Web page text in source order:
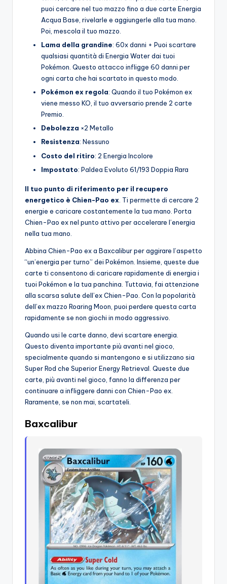
puoi cercare nel tuo mazzo fino a due carte Energia
Acqua Base, rivelarle e aggiungerle alla tua mano.
Poi, mescola il tuo mazzo.
Lama della grandine: 60x danni + Puoi scartare
qualsiasi quantità di Energia Water dai tuoi
Pokémon. Questo attacco infligge 60 danni per
ogni carta che hai scartato in questo modo.
Pokémon ex regola: Quando il tuo Pokémon ex
viene messo KO, il tuo avversario prende 2 carte
Premio.
Debolezza ×2 Metallo
Resistenza: Nessuno
Costo del ritiro: 2 Energia Incolore
Impostato: Paldea Evoluto 61/193 Doppia Rara
Il tuo punto di riferimento per il recupero
energetico è Chien-Pao ex . Ti permette di cercare 2
energie e caricare costantemente la tua mano. Porta
Chien-Pao ex nel punto attivo per accelerare l’energia
nella tua mano.
Abbina Chien-Pao ex a Baxcalibur per aggirare l’aspetto
“un’energia per turno” dei Pokémon. Insieme, queste due
carte ti consentono di caricare rapidamente di energia i
tuoi Pokémon e la tua panchina. Tuttavia, fai attenzione
alla scarsa salute dell’ex Chien-Pao. Con la popolarità
dell’ex mazzo Roaring Moon, puoi perdere questa carta
rapidamente se non giochi in modo aggressivo.
Quando usi le carte danno, devi scartare energia.
Questo diventa importante più avanti nel gioco,
specialmente quando si mantengono e si utilizzano sia
Super Rod che Superior Energy Retrieval. Queste due
carte, più avanti nel gioco, fanno la differenza per
continuare a infliggere danni con Chien-Pao ex.
Raramente, se non mai, scartateli.
Baxcalibur